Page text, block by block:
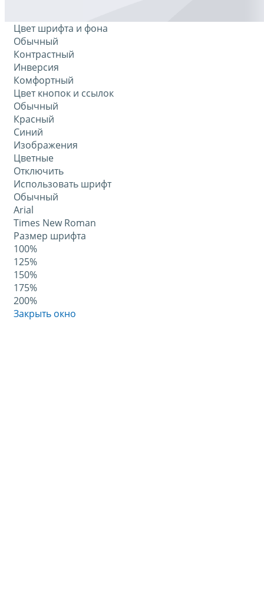
Цвет шрифта и фона
Обычный
Контрастный
Инверсия
Комфортный
Цвет кнопок и ссылок
Обычный
Красный
Синий
Изображения
Цветные
Отключить
Использовать шрифт
Обычный
Arial
Times New Roman
Размер шрифта
100%
125%
150%
175%
200%
Закрыть окно